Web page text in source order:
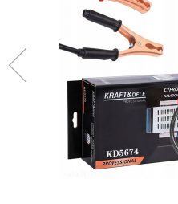
Rokas elektroinstrumenti (2)
Darbagaldi (47)
Darbarīki (91)
Darbarīki (1)
Darba apģērbi ()